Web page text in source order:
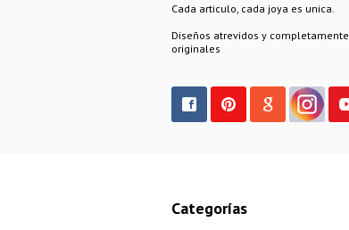
Cada articulo, cada joya es unica.
Diseños atrevidos y completamente
originales
Categorías